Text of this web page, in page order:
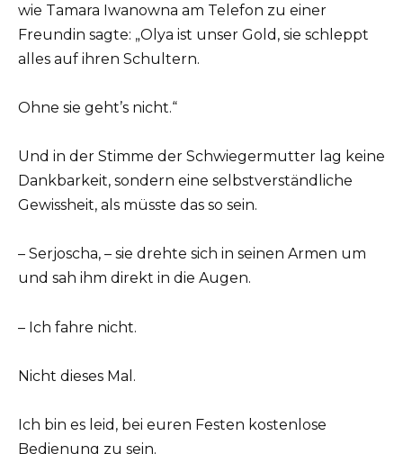
wie Tamara Iwanowna am Telefon zu einer
Freundin sagte: „Olya ist unser Gold, sie schleppt
alles auf ihren Schultern.
Ohne sie geht’s nicht.“
Und in der Stimme der Schwiegermutter lag keine
Dankbarkeit, sondern eine selbstverständliche
Gewissheit, als müsste das so sein.
– Serjoscha, – sie drehte sich in seinen Armen um
und sah ihm direkt in die Augen.
– Ich fahre nicht.
Nicht dieses Mal.
Ich bin es leid, bei euren Festen kostenlose
Bedienung zu sein.